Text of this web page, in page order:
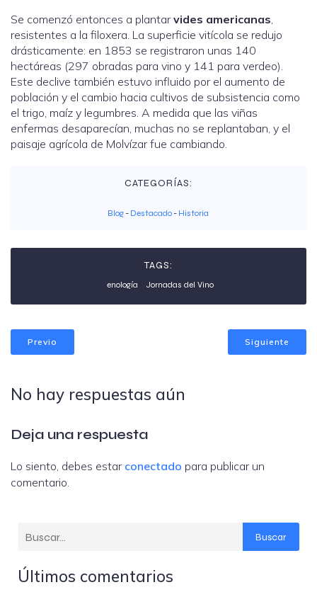
Se comenzó entonces a plantarvides americanas
resistentes a la filoxera. La superficie vitícola se redujo
drásticamente: en 1853 se registraron unas 140
hectáreas (297 obradas para vino y 141 para verdeo).
Este declive también estuvo influido por el aumento de
población y el cambio hacia cultivos de subsistencia como
el trigo, maíz y legumbres. A medida que las viñas
enfermas desaparecían, muchas no se replantaban, y el
paisaje agrícola de Molvízar fue cambiando.
CATEGORÍAS:
Blog - Destacado - Historia
TAGS:
enología Jornadas del Vino
Previo Siguiente
No hay respuestas aún
Deja una respuesta
Lo siento, debes estar conectado para publicar un
comentario.
Buscar
Últimos comentarios